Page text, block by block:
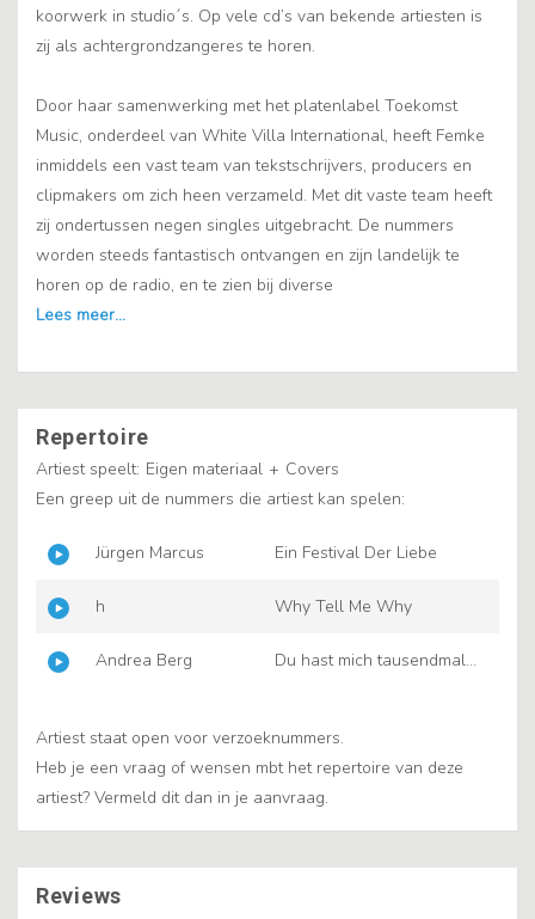
koorwerk in studio´s. Op vele cd’s van bekende artiesten is
zij als achtergrondzangeres te horen.
Door haar samenwerking met het platenlabel Toekomst
Music, onderdeel van White Villa International, heeft Femke
inmiddels een vast team van tekstschrijvers, producers en
clipmakers om zich heen verzameld. Met dit vaste team heeft
zij ondertussen negen singles uitgebracht. De nummers
worden steeds fantastisch ontvangen en zijn landelijk te
horen op de radio, en te zien bij diverse
Repertoire
Artiest speelt: Eigen materiaal + Covers
Een greep uit de nummers die artiest kan spelen:
Jürgen Marcus Ein Festival Der Liebe
h Why Tell Me Why
Andrea Berg
Du hast mich tausendmal
Artiest staat open voor verzoeknummers.
Heb je een vraag of wensen mbt het repertoire van deze
artiest? Vermeld dit dan in je aanvraag.
Reviews